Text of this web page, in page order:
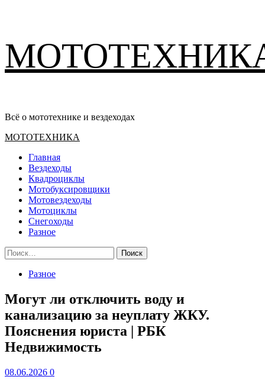
содержимому
Всё о мототехнике и вездеходах
Основное
МОТОТЕХНИКА
Главная
Вездеходы
Квадроциклы
Мотобуксировщики
Мотовездеходы
Мотоциклы
Снегоходы
Разное
Найти:
Разное
Могут ли отключить воду и
канализацию за неуплату ЖКУ.
Пояснения юриста | РБК
Недвижимость
08.06.2026 0